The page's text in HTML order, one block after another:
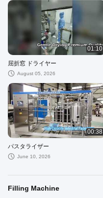
01:10
屈折窓 ドライヤー
August 05, 2026
00:38
パスタライザー
June 10, 2026
Filling Machine